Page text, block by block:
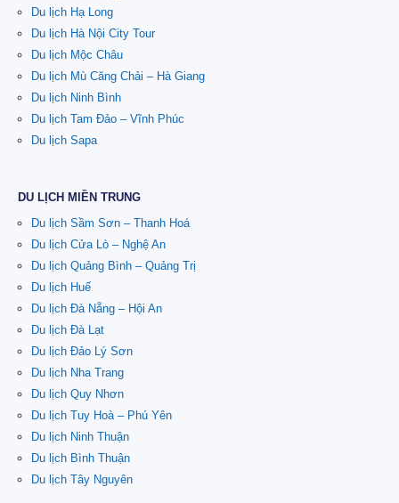
Du lịch Hạ Long
Du lịch Hà Nội City Tour
Du lịch Mộc Châu
Du lịch Mù Căng Chải – Hà Giang
Du lịch Ninh Bình
Du lịch Tam Đảo – Vĩnh Phúc
Du lịch Sapa
DU LỊCH MIỀN TRUNG
Du lịch Sầm Sơn – Thanh Hoá
Du lịch Cửa Lò – Nghệ An
Du lịch Quảng Bình – Quảng Trị
Du lịch Huế
Du lịch Đà Nẵng – Hội An
Du lịch Đà Lạt
Du lịch Đảo Lý Sơn
Du lịch Nha Trang
Du lịch Quy Nhơn
Du lịch Tuy Hoà – Phú Yên
Du lịch Ninh Thuận
Du lịch Bình Thuận
Du lịch Tây Nguyên